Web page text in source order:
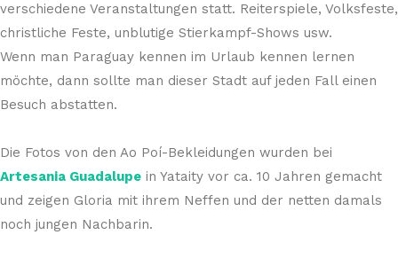
verschiedene Veranstaltungen statt. Reiterspiele, Volksfeste,
christliche Feste, unblutige Stierkampf-Shows usw.
Wenn man Paraguay kennen im Urlaub kennen lernen
möchte, dann sollte man dieser Stadt auf jeden Fall einen
Besuch abstatten.
Die Fotos von den Ao Poí-Bekleidungen wurden bei
Artesania Guadalupe in Yataity vor ca. 10 Jahren gemacht
und zeigen Gloria mit ihrem Neffen und der netten damals
noch jungen Nachbarin.